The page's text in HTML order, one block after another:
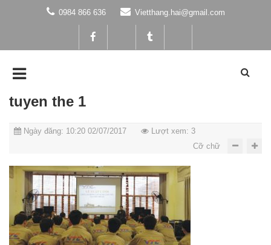
0984 866 636 Vietthang.hai@gmail.com
tuyen the 1
Ngày đăng: 10:20 02/07/2017
Lượt xem: 3
Cỡ chữ